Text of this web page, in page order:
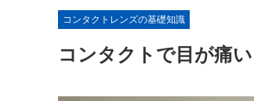
コンタクトレンズの基礎知識
コンタクトで目が痛